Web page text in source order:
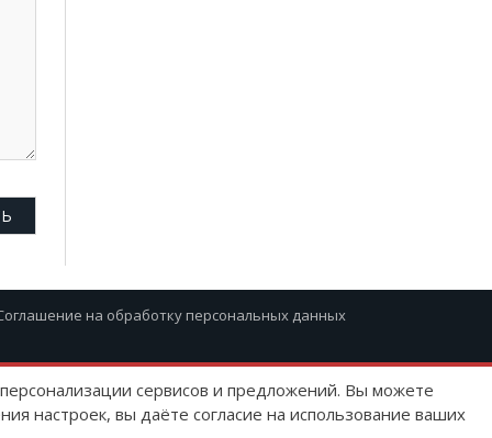
на обработку персональных данных
сервисов и предложений. Вы можете
настроек, вы даёте согласие на использование ваших